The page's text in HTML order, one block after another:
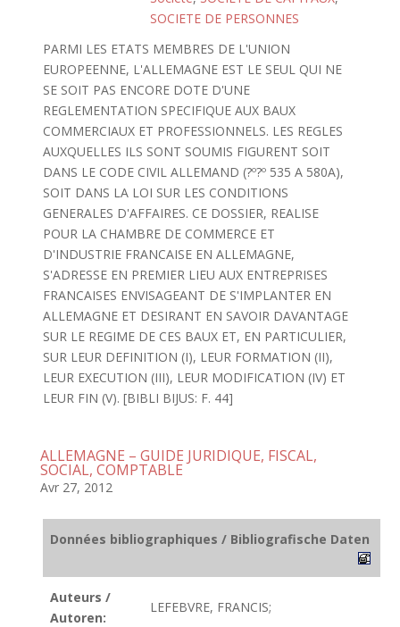
SOCIETE DE PERSONNES
PARMI LES ETATS MEMBRES DE L'UNION
EUROPEENNE, L'ALLEMAGNE EST LE SEUL QUI NE
SE SOIT PAS ENCORE DOTE D'UNE
REGLEMENTATION SPECIFIQUE AUX BAUX
COMMERCIAUX ET PROFESSIONNELS. LES REGLES
AUXQUELLES ILS SONT SOUMIS FIGURENT SOIT
DANS LE CODE CIVIL ALLEMAND (?º?º 535 A 580A),
SOIT DANS LA LOI SUR LES CONDITIONS
GENERALES D'AFFAIRES. CE DOSSIER, REALISE
POUR LA CHAMBRE DE COMMERCE ET
D'INDUSTRIE FRANCAISE EN ALLEMAGNE,
S'ADRESSE EN PREMIER LIEU AUX ENTREPRISES
FRANCAISES ENVISAGEANT DE S'IMPLANTER EN
ALLEMAGNE ET DESIRANT EN SAVOIR DAVANTAGE
SUR LE REGIME DE CES BAUX ET, EN PARTICULIER,
SUR LEUR DEFINITION (I), LEUR FORMATION (II),
LEUR EXECUTION (III), LEUR MODIFICATION (IV) ET
LEUR FIN (V). [BIBLI BIJUS: F. 44]
ALLEMAGNE – GUIDE JURIDIQUE, FISCAL,
SOCIAL, COMPTABLE
Avr 27, 2012
Données bibliographiques / Bibliografische Daten
Auteurs /
Autoren:
LEFEBVRE, FRANCIS;